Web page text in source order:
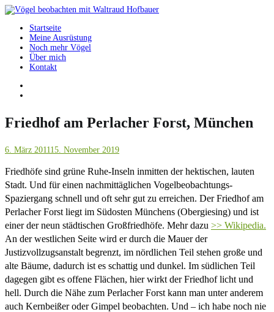
Springe
Inhalt
Vögel beobachten mit Waltraud Hofbauer
Startseite
Meine Ausrüstung
Noch mehr Vögel
Über mich
Kontakt
Friedhof am Perlacher Forst, München
6. März 2011 15. November 2019
Friedhöfe sind grüne Ruhe-Inseln inmitten der hektischen, lauten
Stadt. Und für einen nachmittäglichen Vogelbeobachtungs-
Spaziergang schnell und oft sehr gut zu erreichen. Der Friedhof am
Perlacher Forst liegt im Südosten Münchens (Obergiesing) und ist
einer der neun städtischen Großfriedhöfe. Mehr dazu >> Wikipedia.
An der westlichen Seite wird er durch die Mauer der
Justizvollzugsanstalt begrenzt, im nördlichen Teil stehen große und
alte Bäume, dadurch ist es schattig und dunkel. Im südlichen Teil
dagegen gibt es offene Flächen, hier wirkt der Friedhof licht und
hell. Durch die Nähe zum Perlacher Forst kann man unter anderem
auch Kernbeißer oder Gimpel beobachten. Und – ich habe noch nie